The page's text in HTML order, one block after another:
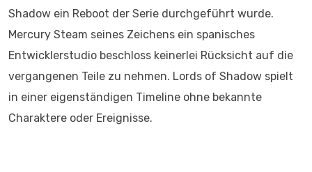
Shadow ein Reboot der Serie durchgeführt wurde.
Mercury Steam seines Zeichens ein spanisches
Entwicklerstudio beschloss keinerlei Rücksicht auf die
vergangenen Teile zu nehmen. Lords of Shadow spielt
in einer eigenständigen Timeline ohne bekannte
Charaktere oder Ereignisse.